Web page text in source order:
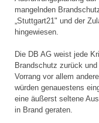
mangelnden
„Stuttgart21" und der
hingewiesen.
Die DB AG weist jede
Brandschutz zurück
Vorrang vor allem
würden genauestens
eine äußerst seltene
in Brand geraten.